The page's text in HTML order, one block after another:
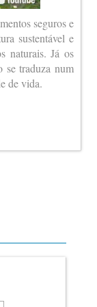
seguros e
sustentável e
naturais. Já os
se traduza num
de vida.